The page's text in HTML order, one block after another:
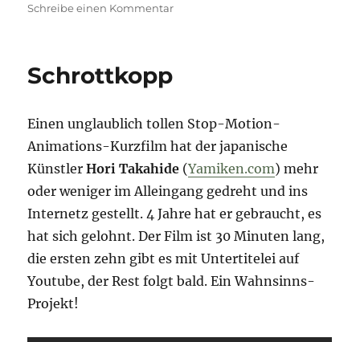
Schreibe einen Kommentarzu
Schrottkopp
Einen unglaublich tollen Stop-Motion-
Animations-Kurzfilm hat der japanische
KünstlerHori Takahide (Yamiken.com) mehr
oder weniger im Alleingang gedreht und ins
Internetz gestellt. 4 Jahre hat er gebraucht, es
hat sich gelohnt. Der Film ist 30 Minuten lang,
die ersten zehn gibt es mit Untertitelei auf
Youtube, der Rest folgt bald. Ein Wahnsinns-
Projekt!